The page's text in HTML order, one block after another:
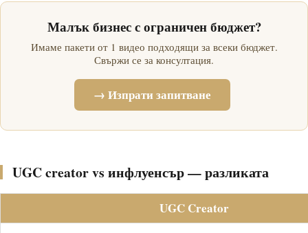
Малък бизнес с ограничен бюджет?
Имаме пакети от 1 видео подходящи за всеки бюджет.
Свържи се за консултация.
→ Изпрати запитване
UGC creator vs инфлуенсър — разликата
UGC Creator